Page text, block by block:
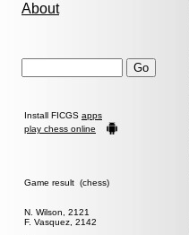
About
Install FICGS apps
play chess online
Game result (chess)
N. Wilson, 2121
F. Vasquez, 2142